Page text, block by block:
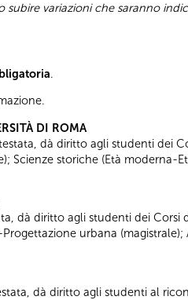
variazioni che saranno
.
DI ROMA
dà diritto agli studenti dei
Scienze storiche (Età
dà diritto agli studenti dei
urbana
dà diritto agli studenti al